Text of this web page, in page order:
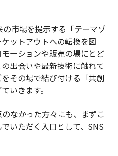
市場を提示する「テーマゾ
ットアウトへの転換を図
ーションや販売の場にとど
出会いや最新技術に触れて
その場で結び付ける「共創
いきます。
なかった方々にも、まずこ
いただく入口として、SNS